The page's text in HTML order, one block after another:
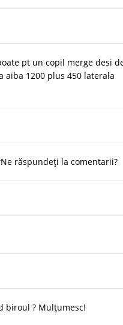
pt un copil merge desi
aiba 1200 plus 450 laterala
răspundeți la comentarii?
biroul ? Mulțumesc!